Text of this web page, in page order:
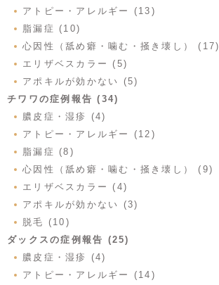
アトピー・アレルギー (13)
脂漏症 (10)
心因性（舐め癖・噛む・掻き壊し） (17)
エリザベスカラー (5)
アポキルが効かない (5)
チワワの症例報告 (34)
膿皮症・湿疹 (4)
アトピー・アレルギー (12)
脂漏症 (8)
心因性（舐め癖・噛む・掻き壊し） (9)
エリザベスカラー (4)
アポキルが効かない (3)
脱毛 (10)
ダックスの症例報告 (25)
膿皮症・湿疹 (4)
アトピー・アレルギー (14)